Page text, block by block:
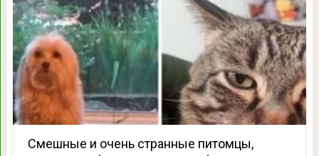
Смешные и очень странные питомцы,